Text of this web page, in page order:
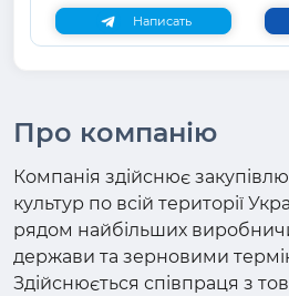
Написать
Про компанію
Компанія здійснює
культур по всій території
рядом найбільших
держави та зерновими
Здійснюється співпраця з